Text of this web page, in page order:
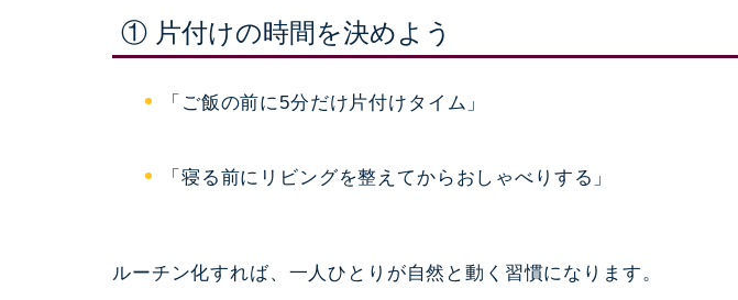
① 片付けの時間を決めよう
「ご飯の前に5分だけ片付けタイム」
「寝る前にリビングを整えてからおしゃべりする」
ルーチン化すれば、一人ひとりが自然と動く習慣になります。